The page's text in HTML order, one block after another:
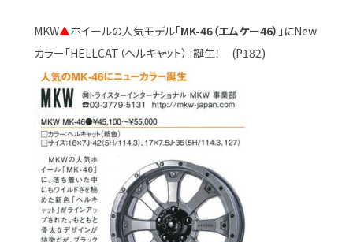
MKW▲ホイールの人気モデル「MK-46（エムケー46） 」にNew
カラー「HELLCAT（ヘルキャット）」誕生！ (P182)